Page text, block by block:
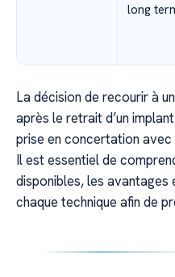
long
La décision de recourir à
après le retrait d’un
prise en concertation
Il est essentiel de
disponibles, les avantages
chaque technique afin de